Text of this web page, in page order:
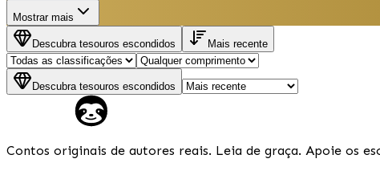
Mostrar mais
Descubra tesouros escondidos Mais recente
Descubra tesouros escondidos
Contos originais de autores reais. Leia de graça. Apoie os